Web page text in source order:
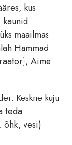
kus
kaunid
maailmas
Hammad
Aime
Keskne kuju
teda
õhk, vesi)